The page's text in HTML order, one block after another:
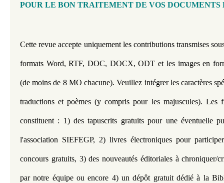
POUR LE BON TRAITEMENT DE VOS DOCUMENTS
Cette revue accepte uniquement les contributions transmises
formats Word, RTF, DOC, DOCX, ODT et les images en
(de moins de 8 MO chacune). Veuillez intégrer les caractères
traductions et poèmes (y compris pour les majuscules). Les
constituent : 1) des tapuscrits gratuits pour une éventuelle
l'association SIEFEGP, 2) livres électroniques pour
concours gratuits, 3) des nouveautés éditoriales à chroniquer/
par notre équipe ou encore 4) un dépôt gratuit dédié à la